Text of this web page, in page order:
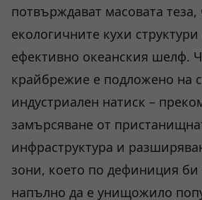
потвърждават масовата теза,
екологичните кухи
ефективно океанския шелф.
крайбрежие е подложено на
индустриален натиск –
замърсяване от
инфраструктура и
зони, което по дефиниция би
напълно да е унищожило